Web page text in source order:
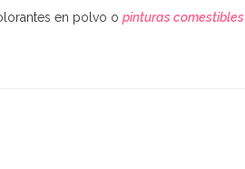
en polvo o pinturas comestibles